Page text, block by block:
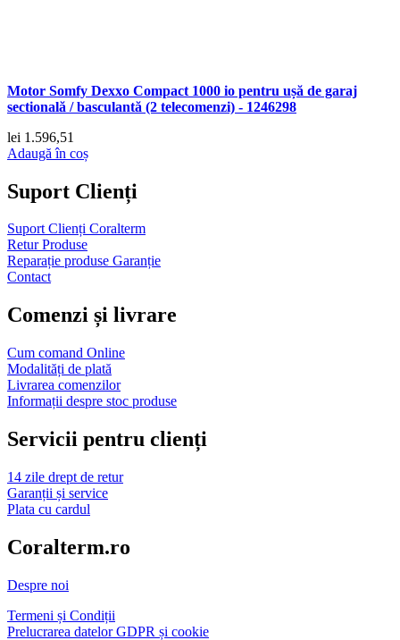
Motor Somfy Dexxo Compact 1000 io pentru ușă de garaj
sectională / basculantă (2 telecomenzi) - 1246298
lei 1.596,51
Adaugă în coș
Suport Clienți
Suport Clienți Coralterm
Retur Produse
Reparație produse Garanție
Contact
Comenzi și livrare
Cum comand Online
Modalități de plată
Livrarea comenzilor
Informații despre stoc produse
Servicii pentru clienți
14 zile drept de retur
Garanții și service
Plata cu cardul
Coralterm.ro
Despre noi
Termeni și Condiții
Prelucrarea datelor GDPR și cookie